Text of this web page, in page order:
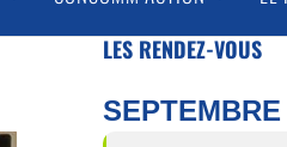
LES RENDEZ-VOUS
SEPTEMBRE